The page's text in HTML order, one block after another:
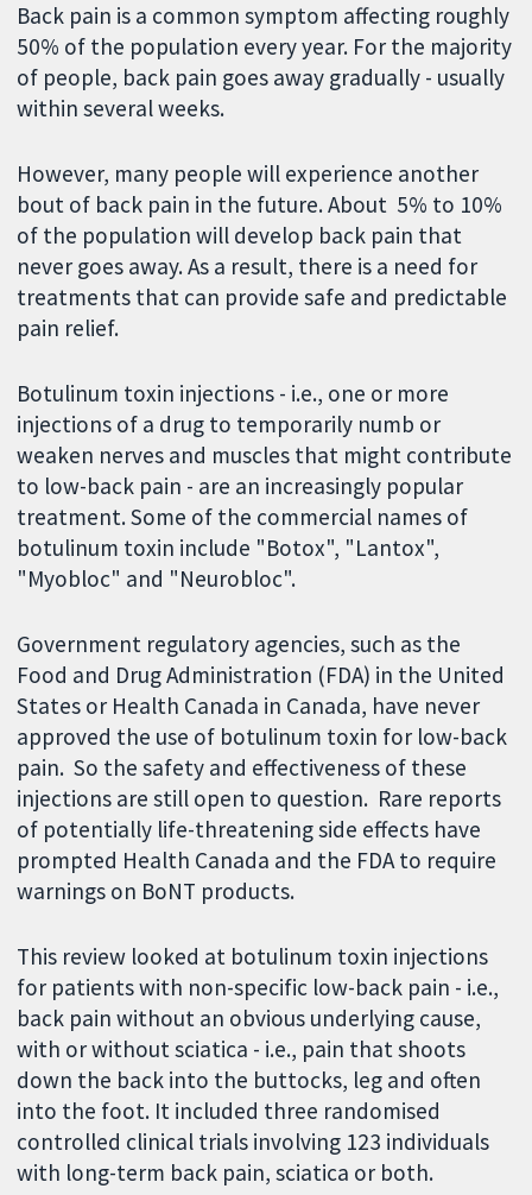
Back pain is a common symptom affecting roughly
50% of the population every year. For the majority
of people, back pain goes away gradually - usually
within several weeks.
However, many people will experience another
bout of back pain in the future. About 5% to 10%
of the population will develop back pain that
never goes away. As a result, there is a need for
treatments that can provide safe and predictable
pain relief.
Botulinum toxin injections - i.e., one or more
injections of a drug to temporarily numb or
weaken nerves and muscles that might contribute
to low-back pain - are an increasingly popular
treatment. Some of the commercial names of
botulinum toxin include "Botox", "Lantox",
"Myobloc" and "Neurobloc".
Government regulatory agencies, such as the
Food and Drug Administration (FDA) in the United
States or Health Canada in Canada, have never
approved the use of botulinum toxin for low-back
pain. So the safety and effectiveness of these
injections are still open to question. Rare reports
of potentially life-threatening side effects have
prompted Health Canada and the FDA to require
warnings on BoNT products.
This review looked at botulinum toxin injections
for patients with non-specific low-back pain - i.e.,
back pain without an obvious underlying cause,
with or without sciatica - i.e., pain that shoots
down the back into the buttocks, leg and often
into the foot. It included three randomised
controlled clinical trials involving 123 individuals
with long-term back pain, sciatica or both.